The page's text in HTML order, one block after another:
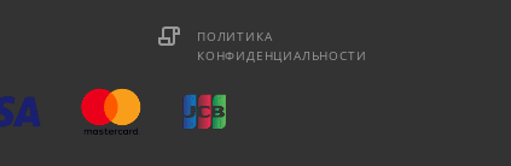
ПОЛИТИКА
КОНФИДЕНЦИАЛЬНОСТИ